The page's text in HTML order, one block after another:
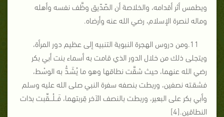
ويطمس أثر أقدامه، والخلاصة أن الصّدّيق وظَّف نفسه وأهله
وماله لنصرة الإسلام، رضي الله عنه وأرضاه.
11.ومن دروس الهجرة النبوية التنبيه إلى عظيم دور المرأة،
ويتجلى ذلك من خلال الدور الذي قامت به أسماء بنت أبي بكر
رضي الله عنهما، حيث شقَّت نطاقها وهو ما يُشَـدُّ به الوسْط،
فشقـته نصفين، وربطت بنصفه سفرة النبي صلى الله عليه وسلم
وأبي بكر على البعير، وربطت بالنصف الآخر قِربتهما، فَــلُـــقِّبت بذات
النطاقين.[4]